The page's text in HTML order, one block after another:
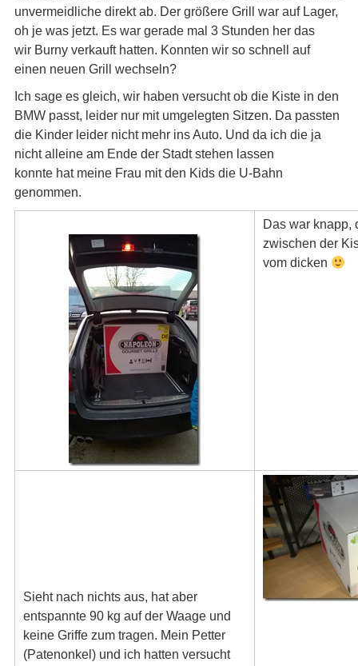
unvermeidliche direkt ab. Der größere Grill war auf Lager,
oh je was jetzt. Es war gerade mal 3 Stunden her das
wir Burny verkauft hatten. Konnten wir so schnell auf
einen neuen Grill wechseln?
Ich sage es gleich, wir haben versucht ob die Kiste in den
BMW passt, leider nur mit umgelegten Sitzen. Da passten
die Kinder leider nicht mehr ins Auto. Und da ich die ja
nicht alleine am Ende der Stadt stehen lassen
konnte hat meine Frau mit den Kids die U-Bahn
genommen.
Das war knapp,
zwischen der
vom dicken
Sieht nach nichts aus, hat aber
entspannte 90 kg auf der Waage und
keine Griffe zum tragen. Mein Petter
(Patenonkel) und ich hatten versucht